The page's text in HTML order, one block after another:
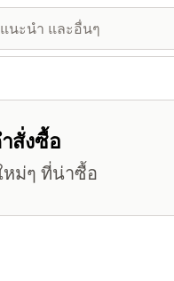
สั่งซื้อ
ม่ๆ ที่น่าซื้อ